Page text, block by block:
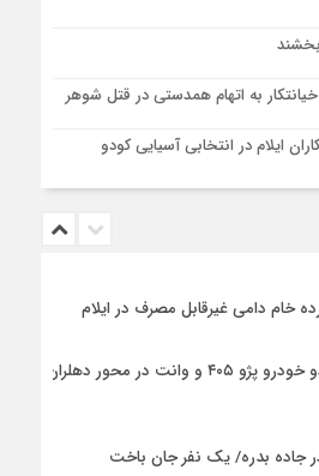
به اتهام همدستی در قتل شوهر
ایلام در انتخابی آسیایی کودو
۳ مصدوم در تصادف دو خودرو پژو ۴۰۵ و وانت در محور دهلران-